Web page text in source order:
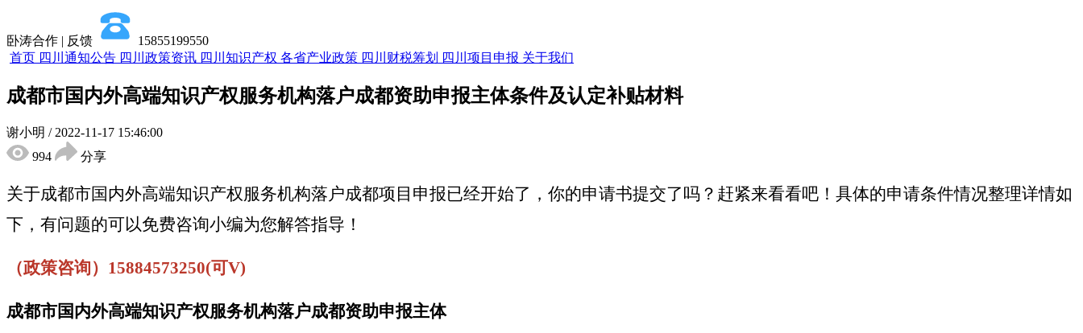
卧涛合作 | 反馈
15855199550
首页 四川通知公告 四川政策资讯 四川知识产权 各省产业政策 四川财税筹划 四川项目申报 关于我们
成都市国内外高端知识产权服务机构落户成都资助申报主体条件及认定补贴材料
谢小明 / 2022-11-17 15:46:00
994
分享
关于成都市国内外高端知识产权服务机构落户成都项目申报已经开始了，你的申请书提交了吗？赶紧来看看吧！具体的申请条件情况整理详情如
下，有问题的可以免费咨询小编为您解答指导！
（政策咨询）15884573250(可V)
成都市国内外高端知识产权服务机构落户成都资助申报主体